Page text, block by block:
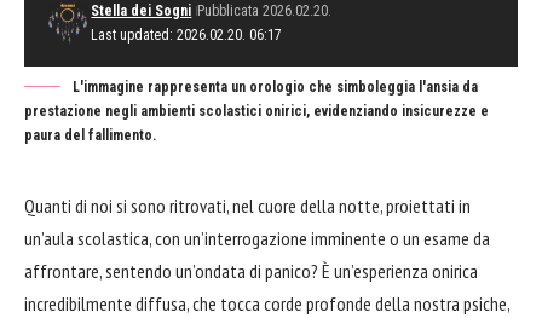
Last updated: 2026.02.20. 06:17
Stella dei Sogni Pubblicata 2026.02.20.
L'immagine rappresenta un orologio che simboleggia l'ansia da
prestazione negli ambienti scolastici onirici, evidenziando insicurezze e
paura del fallimento.
Quanti di noi si sono ritrovati, nel cuore della notte, proiettati in
un’aula scolastica, con un’interrogazione imminente o un esame da
affrontare, sentendo un’ondata di panico? È un’esperienza onirica
incredibilmente diffusa, che tocca corde profonde della nostra psiche,